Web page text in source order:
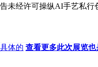
未经许可操纵AI手艺私
体的 查看更多此次展览